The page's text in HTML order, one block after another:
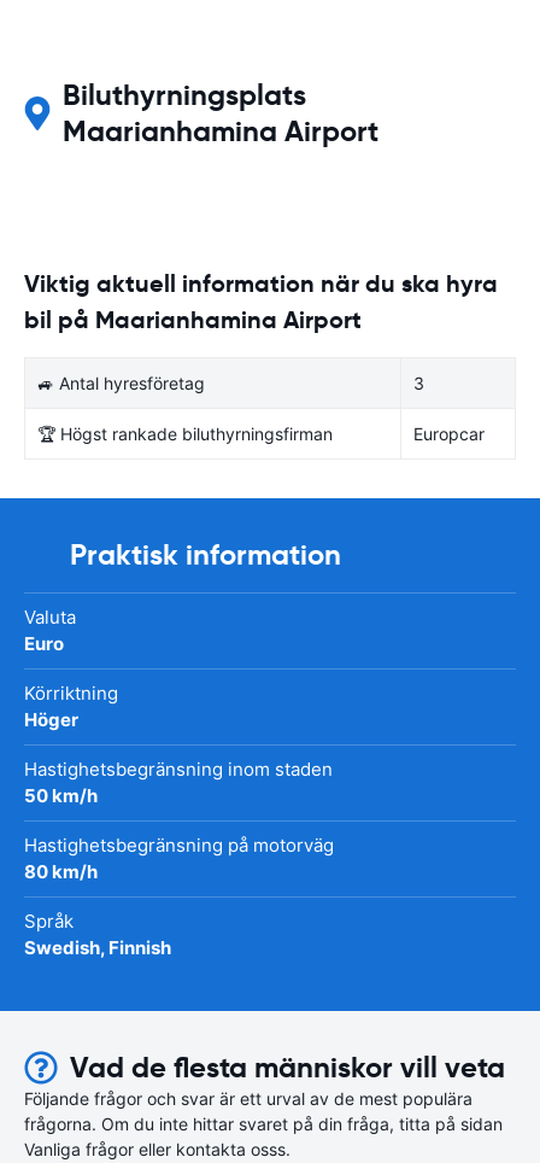
Biluthyrningsplats
Maarianhamina Airport
Viktig aktuell information när du ska hyra
bil på Maarianhamina Airport
🚙 Antal hyresföretag 3
🏆 Högst rankade biluthyrningsfirman Europcar
Praktisk information
Valuta
Euro
Körriktning
Höger
Hastighetsbegränsning inom staden
50 km/h
Hastighetsbegränsning på motorväg
80 km/h
Språk
Swedish, Finnish
Vad de flesta människor vill veta
Följande frågor och svar är ett urval av de mest populära
frågorna. Om du inte hittar svaret på din fråga, titta på sidan
Vanliga frågor eller kontakta osss.